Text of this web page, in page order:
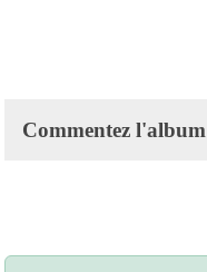
Commentez l'album